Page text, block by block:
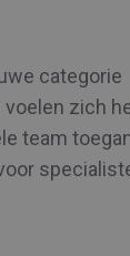
categorie
zich
team